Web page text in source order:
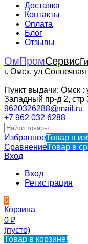
Доставка
Контакты
Оплата
Блог
Отзывы
ОмПромСервис
г. Омск, ул
Пункт выдачи: Омск :
Западный пр-д 2, стр
9620326288@mail.ru
+7 962 032 6288
ИзбранноеТовар в
СравнениеТовар в
Вход
Вход
Регистрация
0
Корзина
0 ₽
(пусто)
Товар в корзине!